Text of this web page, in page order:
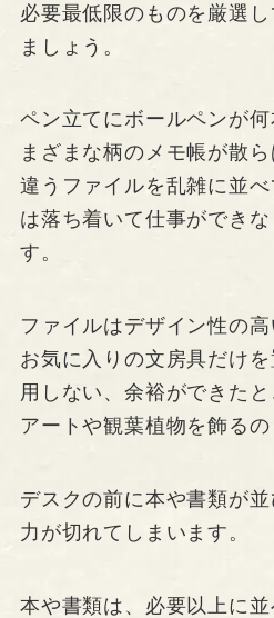
必要最低限のものを厳選
ましょう。
ペン立てにボールペンが
まざまな柄のメモ帳が散
違うファイルを乱雑に並
は落ち着いて仕事ができ
す。
ファイルはデザイン性の高
お気に入りの文房具だけ
用しない、余裕ができた
アートや観葉植物を飾るの
デスクの前に本や書類が
力が切れてしまいます。
本や書類は、必要以上に